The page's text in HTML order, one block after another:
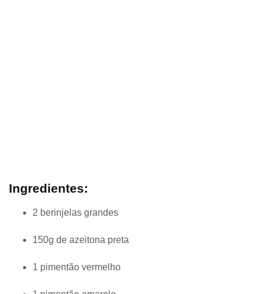
Ingredientes:
2 berinjelas grandes
150g de azeitona preta
1 pimentão vermelho